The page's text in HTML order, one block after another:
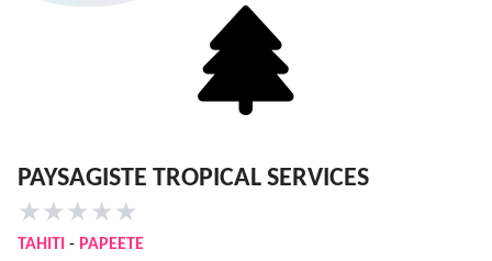
PAYSAGISTE TROPICAL SERVICES
★ ★ ★ ★ ★
TAHITI - PAPEETE